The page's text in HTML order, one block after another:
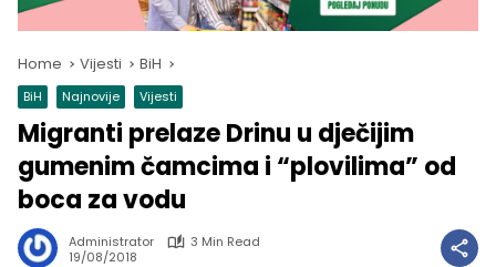
Home Vijesti BiH
BiH Najnovije Vijesti
Migranti prelaze Drinu u dječijim
gumenim čamcima i “plovilima” od
boca za vodu
Administrator
3 Min Read
19/08/2018